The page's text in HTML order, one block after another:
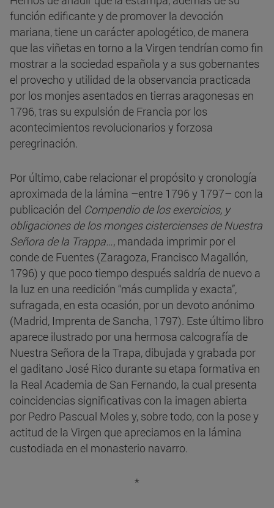
función edificante y de promover la devoción
mariana, tiene un carácter apologético, de manera
que las viñetas en torno a la Virgen tendrían como fin
mostrar a la sociedad española y a sus gobernantes
el provecho y utilidad de la observancia practicada
por los monjes asentados en tierras aragonesas en
1796, tras su expulsión de Francia por los
acontecimientos revolucionarios y forzosa
peregrinación.
Por último, cabe relacionar el propósito y cronología
aproximada de la lámina –entre 1796 y 1797– con la
publicación del Compendio de los exercicios, y
obligaciones de los monges cistercienses de Nuestra
Señora de la Trappa…, mandada imprimir por el
conde de Fuentes (Zaragoza, Francisco Magallón,
1796) y que poco tiempo después saldría de nuevo a
la luz en una reedición “más cumplida y exacta”,
sufragada, en esta ocasión, por un devoto anónimo
(Madrid, Imprenta de Sancha, 1797). Este último libro
aparece ilustrado por una hermosa calcografía de
Nuestra Señora de la Trapa, dibujada y grabada por
el gaditano José Rico durante su etapa formativa en
la Real Academia de San Fernando, la cual presenta
coincidencias significativas con la imagen abierta
por Pedro Pascual Moles y, sobre todo, con la pose y
actitud de la Virgen que apreciamos en la lámina
custodiada en el monasterio navarro.
*